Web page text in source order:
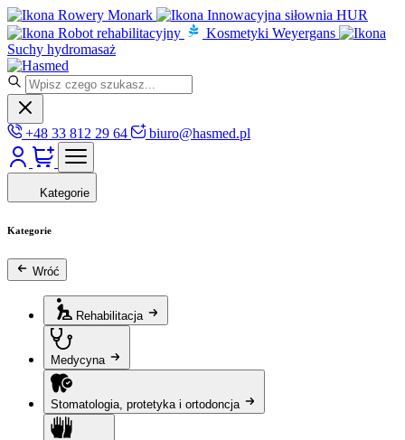
Rowery Monark
Innowacyjna siłownia HUR
Robot rehabilitacyjny
Kosmetyki Weyergans
Suchy hydromasaż
+48 33 812 29 64 biuro@hasmed.pl
Kategorie
Kategorie
Wróć
Rehabilitacja
Medycyna
Stomatologia, protetyka i ortodoncja